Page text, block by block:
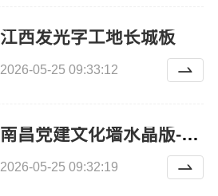
江西发光字工地长城板
2026-05-25 09:33:12
南昌党建文化墙水晶版-恒辉广告
2026-05-25 09:32:19